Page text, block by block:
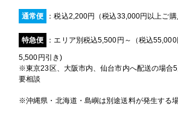
通常便 ：税込2,200円（税込33,000円以上ご購
特急便 ：エリア別税込5,500円～（税込
5,500円引き)
※東京23区、大阪市内、仙台市内へ配送の場合
要相談
※沖縄県・北海道・島嶼は別途送料が発生する